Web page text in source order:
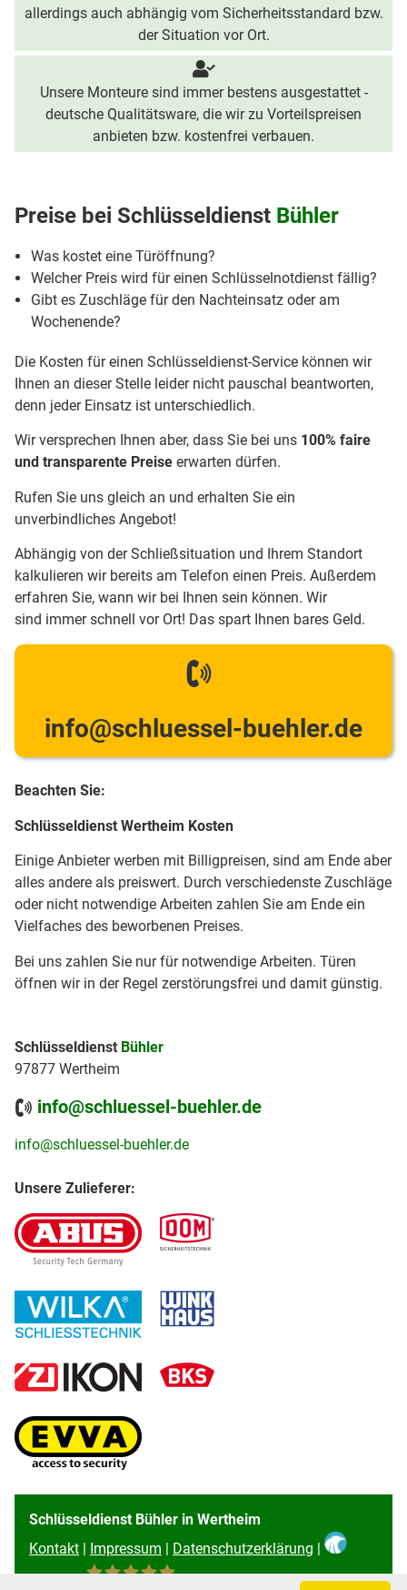
allerdings auch abhängig vom Sicherheitsstandard bzw.
der Situation vor Ort.
Unsere Monteure sind immer bestens ausgestattet -
deutsche Qualitätsware, die wir zu Vorteilspreisen
anbieten bzw. kostenfrei verbauen.
Preise bei Schlüsseldienst Bühler
Was kostet eine Türöffnung?
Welcher Preis wird für einen Schlüsselnotdienst fällig?
Gibt es Zuschläge für den Nachteinsatz oder am
Wochenende?
Die Kosten für einen Schlüsseldienst-Service können wir
Ihnen an dieser Stelle leider nicht pauschal beantworten,
denn jeder Einsatz ist unterschiedlich.
Wir versprechen Ihnen aber, dass Sie bei uns 100% faire
und transparente Preise erwarten dürfen.
Rufen Sie uns gleich an und erhalten Sie ein
unverbindliches Angebot!
Abhängig von der Schließsituation und Ihrem Standort
kalkulieren wir bereits am Telefon einen Preis. Außerdem
erfahren Sie, wann wir bei Ihnen sein können. Wir
sind immer schnell vor Ort! Das spart Ihnen bares Geld.
info@schluessel-buehler.de
Beachten Sie:
Schlüsseldienst Wertheim Kosten
Einige Anbieter werben mit Billigpreisen, sind am Ende aber
alles andere als preiswert. Durch verschiedenste Zuschläge
oder nicht notwendige Arbeiten zahlen Sie am Ende ein
Vielfaches des beworbenen Preises.
Bei uns zahlen Sie nur für notwendige Arbeiten. Türen
öffnen wir in der Regel zerstörungsfrei und damit günstig.
Schlüsseldienst Bühler
97877 Wertheim
info@schluessel-buehler.de
info@schluessel-buehler.de
Unsere Zulieferer:
Schlüsseldienst Bühler in Wertheim
Kontakt | Impressum | Datenschutzerklärung |